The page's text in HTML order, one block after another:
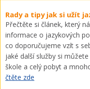
Rady a tipy jak si užít
Přečtěte si článek, který
informace o jazykových
co doporučujeme vzít s
jaké další služby si
škole a celý pobyt a
čtěte zde